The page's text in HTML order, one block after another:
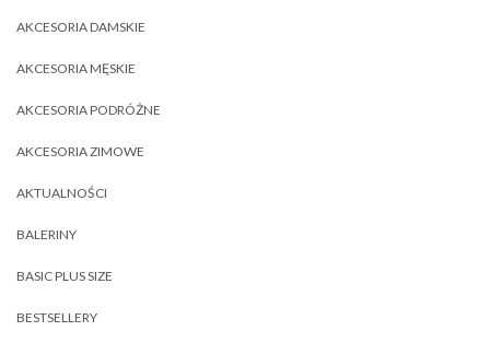
AKCESORIA DAMSKIE
AKCESORIA MĘSKIE
AKCESORIA PODRÓŻNE
AKCESORIA ZIMOWE
AKTUALNOŚCI
BALERINY
BASIC PLUS SIZE
BESTSELLERY